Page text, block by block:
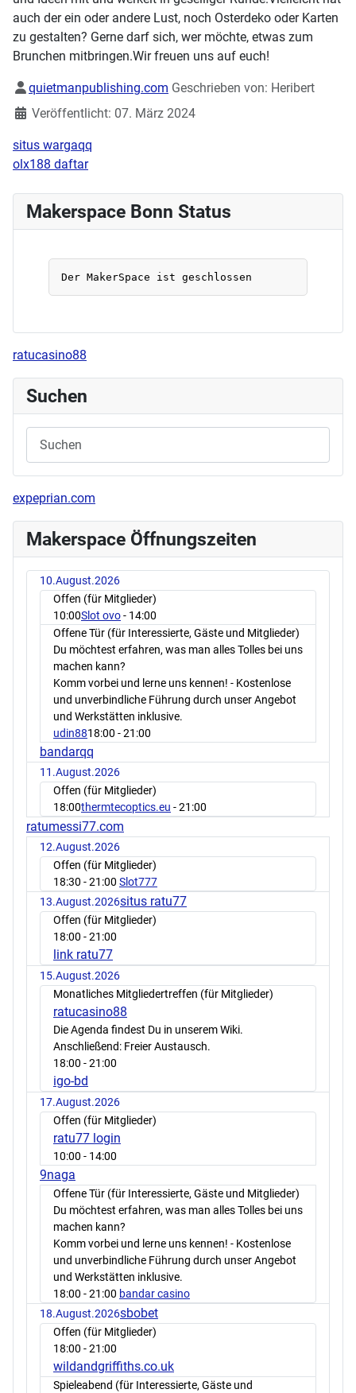
auch der ein oder andere Lust, noch Osterdeko oder Karten
zu gestalten? Gerne darf sich, wer möchte, etwas zum
Brunchen mitbringen.Wir freuen uns auf euch!
Details
quietmanpublishing.com Geschrieben von: Heribert
Veröffentlicht: 07. März 2024
situs wargaqq
olx188 daftar
Makerspace Bonn Status
ratucasino88
Suchen
expeprian.com
Makerspace Öffnungszeiten
10.August.2026
Offen (für Mitglieder)
10:00Slot ovo- 14:00
Offene Tür (für Interessierte, Gäste und Mitglieder)
Du möchtest erfahren, was man alles Tolles bei uns
machen kann?
Komm vorbei und lerne uns kennen! - Kostenlose
und unverbindliche Führung durch unser Angebot
und Werkstätten inklusive.
udin8818:00 - 21:00
bandarqq
11.August.2026
Offen (für Mitglieder)
18:00thermtecoptics.eu - 21:00
ratumessi77.com
12.August.2026
Offen (für Mitglieder)
18:30 - 21:00 Slot777
13.August.2026situs ratu77
Offen (für Mitglieder)
18:00 - 21:00
link ratu77
15.August.2026
Monatliches Mitgliedertreffen (für Mitglieder)
ratucasino88
Die Agenda findest Du in unserem Wiki.
Anschließend: Freier Austausch.
18:00 - 21:00
igo-bd
17.August.2026
Offen (für Mitglieder)
ratu77 login
10:00 - 14:00
9naga
Offene Tür (für Interessierte, Gäste und Mitglieder)
Du möchtest erfahren, was man alles Tolles bei uns
machen kann?
Komm vorbei und lerne uns kennen! - Kostenlose
und unverbindliche Führung durch unser Angebot
und Werkstätten inklusive.
18:00 - 21:00 bandar casino
18.August.2026sbobet
Offen (für Mitglieder)
18:00 - 21:00
wildandgriffiths.co.uk
Spieleabend (für Interessierte, Gäste und